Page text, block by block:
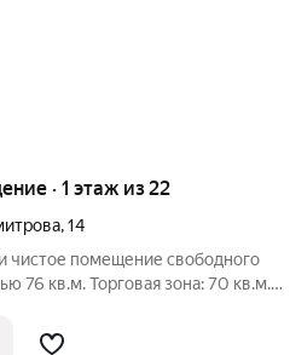
· 1 этаж из 22
,14
чистое помещение свободного
76 кв.м. Торговая зона: 70 кв.м.
естественное освещение и